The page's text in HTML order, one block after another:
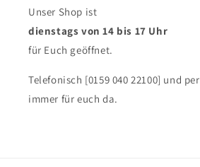
Unser Shop ist
dienstags von 14 bis 17 Uhr
für Euch geöffnet.
Telefonisch [0159 040 22100] und per
immer für euch da.